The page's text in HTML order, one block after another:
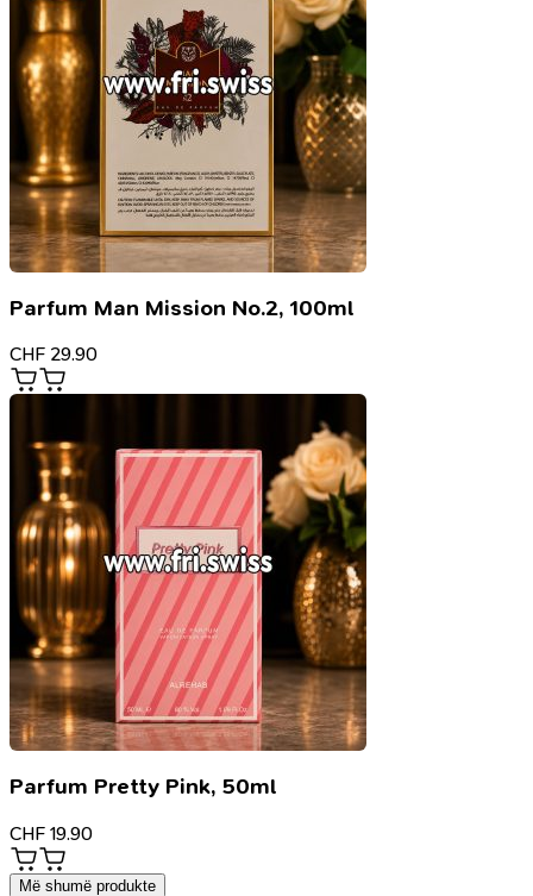
Parfum Man Mission No.2, 100ml
CHF 29.90
Parfum Pretty Pink, 50ml
CHF 19.90
Më shumë produkte